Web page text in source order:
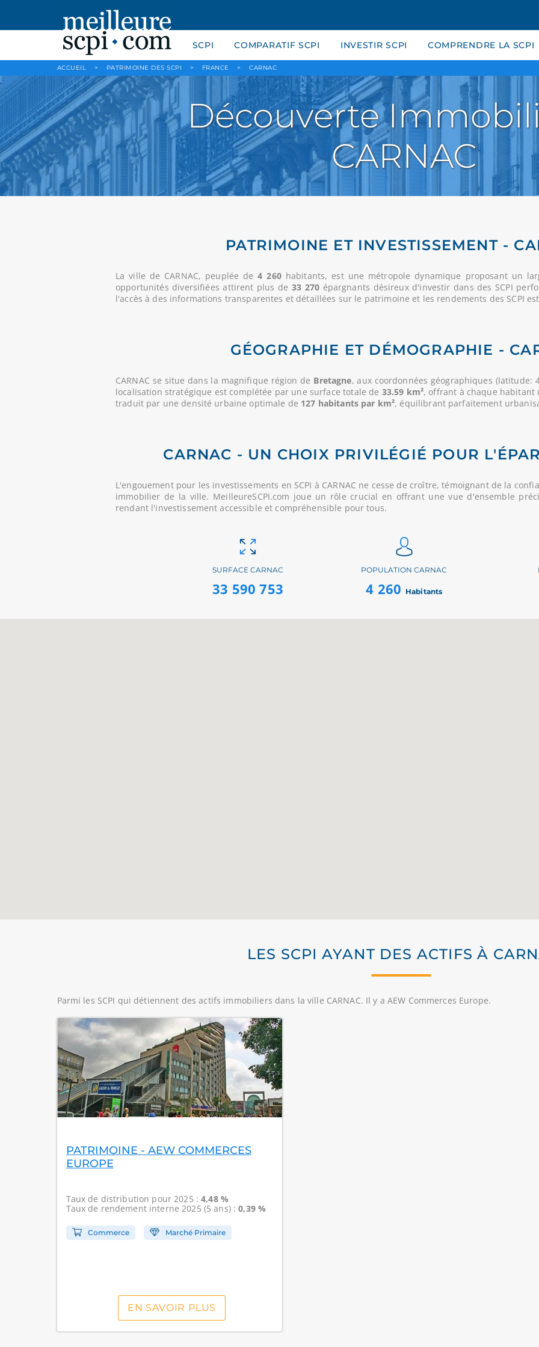
SCPI COMPARATIF SCPI INVESTIR SCPI COMPRENDRE LA SCPI
ACCUEIL > PATRIMOINE DES SCPI > FRANCE > CARNAC
Découverte
CARNAC
PATRIMOINE ET INVESTISSEMENT -
La ville de CARNAC, peuplée de4 260habitants, est une métropole dynamique proposant un
opportunités diversifiées attirent plus de 33 270 épargnants désireux d'investir dans des SCPI
l'accès à des informations transparentes et détaillées sur le patrimoine et les rendements des SCPI
GÉOGRAPHIE ET DÉMOGRAPHIE -
CARNAC se situe dans la magnifique région de Bretagne, aux coordonnées géographiques (latitude:
localisation stratégique est complétée par une surface totale de 33.59 km², offrant à chaque habitant
traduit par une densité urbaine optimale de 127 habitants par km², équilibrant parfaitement
CARNAC - UN CHOIX PRIVILÉGIÉ POUR
L'engouement pour les investissements en SCPI à CARNAC ne cesse de croître, témoignant de la
immobilier de la ville. MeilleureSCPI.com joue un rôle crucial en offrant une vue d'ensemble
rendant l'investissement accessible et compréhensible pour tous.
SURFACE CARNAC
33 590 753
POPULATION CARNAC
4 260 Habitants
LES SCPI AYANT DES ACTIFS À
Parmi les SCPI qui détiennent des actifs immobiliers dans la ville CARNAC. Il y a AEW Commerces Europe.
PATRIMOINE - AEW COMMERCES
EUROPE
Taux de distribution pour 2025 :4,48 %
Taux de rendement interne2025 (5 ans) :0,39 %
Commerce Marché Primaire
EN SAVOIR PLUS